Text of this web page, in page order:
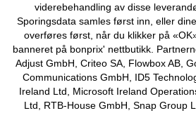
viderebehandling av disse
Sporingsdata samles først inn, eller
overføres først, når du klikker på
banneret på bonprix' nettbutikk.
Adjust GmbH, Criteo SA, Flowbox AB,
Communications GmbH, ID5
Ireland Ltd, Microsoft Ireland
Ltd, RTB-House GmbH, Snap Group